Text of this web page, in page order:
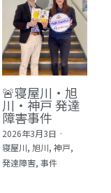
🚨寝屋川・旭
川・神戸 発達
障害事件
2026年3月3日 ·
寝屋川, 旭川, 神戸,
発達障害, 事件